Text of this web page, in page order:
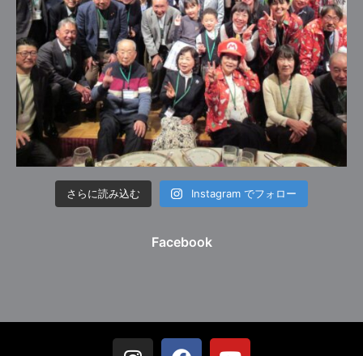
さらに読み込む Instagram でフォロー
Facebook